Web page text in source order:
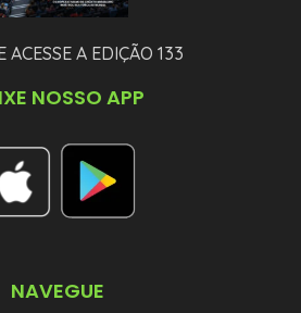
ACESSE A EDIÇÃO 133
NOSSO APP
NAVEGUE